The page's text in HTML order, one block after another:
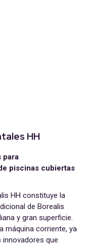
HH
para
piscinas cubiertas
HH constituye la
de Borealis
y gran superficie.
máquina corriente, ya
que